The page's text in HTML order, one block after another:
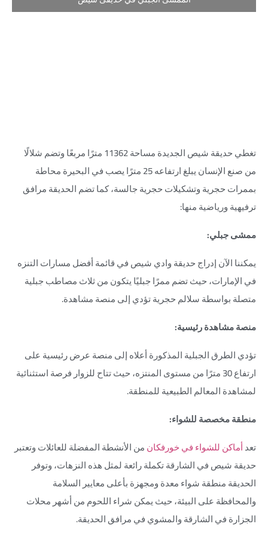
تغطي حديقة شيص الجديدة مساحة 11362 مترًا مربعًا وتضم شلالًا
من صنع الإنسان يبلغ ارتفاعه 25 مترًا يصب في البحيرة محاطة
بممرات حجرية وتشكيلات حجرية جالسة، كما تضم ​​الحديقة مرافق
ترفيهية ورياضية منها:
ممشى جبلي:
يمكننا الآن إدراج حديقة وادي شيص في قائمة أفضل مسارات التنزه
في الإمارات، حيث تضم ممرًا جبليًا يتكون من ثلاث مصاطب جبلية
متصلة بواسطة سلالم حجرية تؤدي إلى منصة مشاهدة.
منصة مشاهدة رئيسية:
تؤدي الطرق الجبلية المذكورة أعلاه إلى منصة عرض رئيسية على
ارتفاع 30 مترًا من مستوى المنتزه، حيث تتاح للزوار فرصة استثنائية
لمشاهدة المعالم الطبيعية للمنطقة.
منطقة مخصصة للشواء:
تعدأماكن للشواء في خورفكانمن الأنشطة المفضلة للعائلات وتعتبر
حديقة شيص في الشارقة تكملة رائعة لمثل هذه النزهات، وتوفر
الحديقة منطقة شواء معدة ومجهزة بأعلى معايير السلامة
والمحافظة على البيئة، حيث يمكن شراء اللحوم من أشهر محلات
الجزارة في الشارقة والمشوي في مرافق الحديقة.